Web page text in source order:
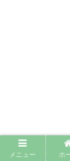
メニュー ホ